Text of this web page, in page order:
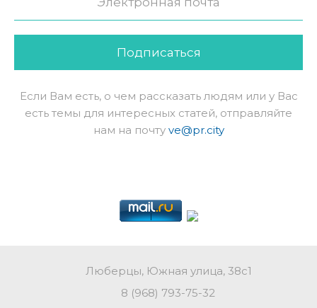
Подписаться
Если Вам есть, о чем рассказать людям или у Вас
есть темы для интересных статей, отправляйте
нам на почту ve@pr.city
Люберцы, Южная улица, 38с1
8 (968) 793-75-32